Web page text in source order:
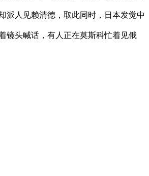
派人见赖清德，取此同时，日本发觉中
镜头喊话，有人正在莫斯科忙着见俄